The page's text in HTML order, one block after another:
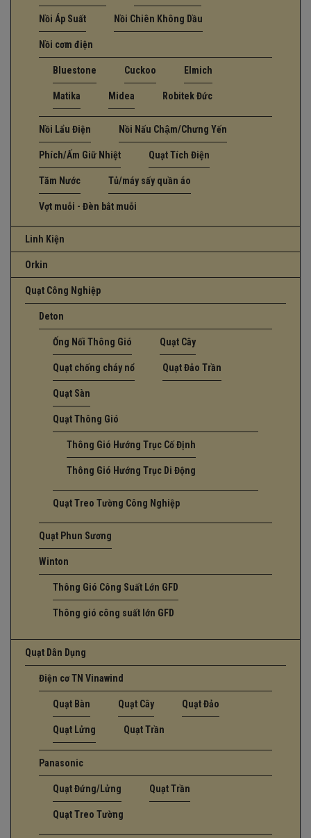
Nồi Áp Suất Nồi Chiên Không Dầu
Nồi cơm điện
Bluestone Cuckoo Elmich
Matika Midea Robitek Đức
Nồi Lẩu Điện Nồi Nấu Chậm/Chưng Yến
Phích/Ấm Giữ Nhiệt Quạt Tích Điện
Tăm Nước Tủ/máy sấy quần áo
Vợt muỗi - Đèn bắt muỗi
Linh Kiện
Orkin
Quạt Công Nghiệp
Deton
Ống Nối Thông Gió Quạt Cây
Quạt chống cháy nổ Quạt Đảo Trần
Quạt Sàn
Quạt Thông Gió
Thông Gió Hướng Trục Cố Định
Thông Gió Hướng Trục Di Động
Quạt Treo Tường Công Nghiệp
Quạt Phun Sương
Winton
Thông Gió Công Suất Lớn GFD
Thông gió công suất lớn GFD
Quạt Dân Dụng
Điện cơ TN Vinawind
Quạt Bàn Quạt Cây Quạt Đảo
Quạt Lửng Quạt Trần
Panasonic
Quạt Đứng/Lửng Quạt Trần
Quạt Treo Tường